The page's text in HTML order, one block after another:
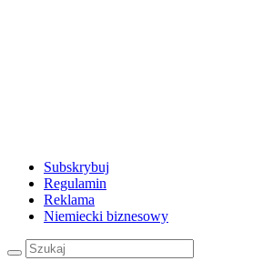
Subskrybuj
Regulamin
Reklama
Niemiecki biznesowy